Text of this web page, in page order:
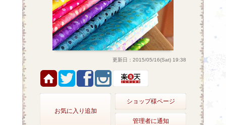
更新日：2015/05/16(Sat) 19:38
お気に入り追加
ショップ様ページ
管理者に通知